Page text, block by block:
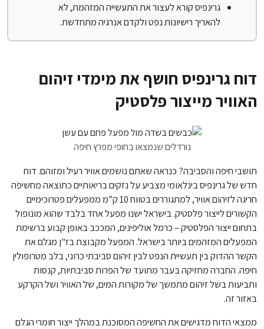
גרינפיס קורא לעצור את התעשייה המזהמת, לא
להאריך רישיונות נפט ולקדם אנרגיה מתחדשת.
דוח גרינפיס חושף את מימדי זיהום
האוויר מייצור פלסטיק
נורדלים שנמצאו בחופי מפרץ חיפה
תושבי חיפה והסביבה? כנראה שאתם נושמים אוויר רעיל ומזוהם. דוח
חדש של גרינפיס בינלאומי מצביע על נזקים בריאותיים כתוצאה מחשיפה
חריגה לזיהום אוויר, למתגוררים בטווח 10 ק”מ ממפעלים פטרוכימיים
הקשורים לייצור פלסטיק. בישראל ישנו מפעל אחד בלבד שהוא מונופול
בתחום ייצור הפלסטיק – כרמל אוליפינים, המככב באופן קבוע ברשימת
המפעלים המזהמים ביותר בישראל. המפעל מקבוצת בז"ן מגלם את
הקשר ההדוק בין תעשיית הנפט לבין זיהום סביבתי כרוני, בלב מטרופולין
חיפה. החברה מחזיקה בעבר מתועד של הפרות סביבתיות, קנסות
ותביעות בשל זיהום מתמשך של מקורות המים, של האוויר ושל הקרקע
באזור זה.
ממצאי הדוח מדגישים את החשיפה המסוכנת במהלך ייצור חומרי הגלם